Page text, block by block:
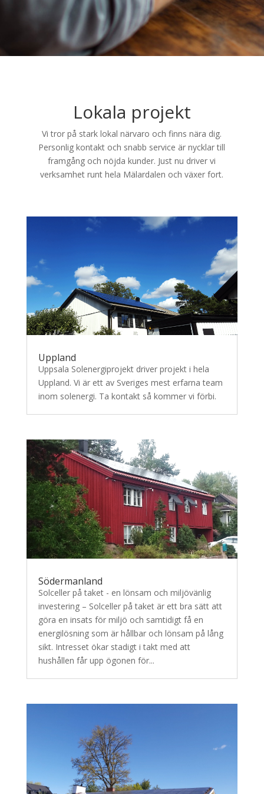
Lokala projekt
Vi tror på stark lokal närvaro och finns nära dig.
Personlig kontakt och snabb service är nycklar till
framgång och nöjda kunder. Just nu driver vi
verksamhet runt hela Mälardalen och växer fort.
Uppland
Uppsala Solenergiprojekt driver projekt i hela
Uppland. Vi är ett av Sveriges mest erfarna team
inom solenergi. Ta kontakt så kommer vi förbi.
Södermanland
Solceller på taket - en lönsam och miljövänlig
investering – Solceller på taket är ett bra sätt att
göra en insats för miljö och samtidigt få en
energilösning som är hållbar och lönsam på lång
sikt. Intresset ökar stadigt i takt med att
hushållen får upp ögonen för...